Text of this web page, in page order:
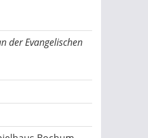
der Evangelischen